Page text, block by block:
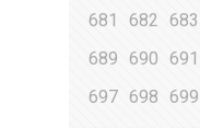
681
682 683
689
690 691
697 698 699